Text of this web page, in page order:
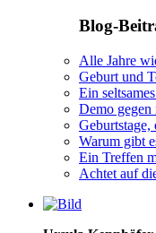
Blog-
Alle Jahre
Geburt und
Ein
Demo gegen
Geburtstage,
Warum gibt
Ein Treffen
Achtet auf